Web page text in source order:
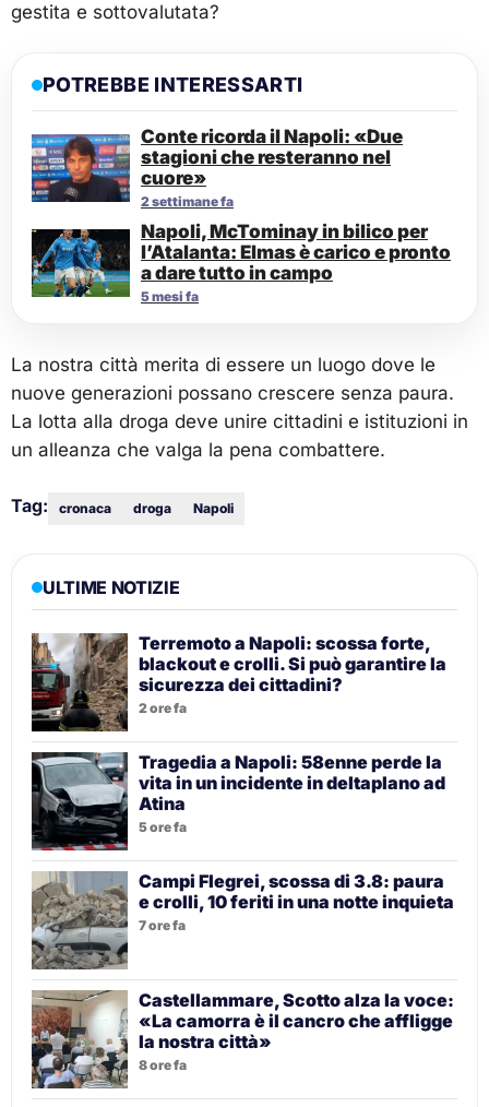
gestita e sottovalutata?
POTREBBE INTERESSARTI
Conte ricorda il Napoli: «Due
stagioni che resteranno nel
cuore»
2 settimane fa
Napoli, McTominay in bilico per
l’Atalanta: Elmas è carico e pronto
a dare tutto in campo
5 mesi fa
La nostra città merita di essere un luogo dove le
nuove generazioni possano crescere senza paura.
La lotta alla droga deve unire cittadini e istituzioni in
un alleanza che valga la pena combattere.
Tag: cronaca droga Napoli
ULTIME NOTIZIE
Terremoto a Napoli: scossa forte,
blackout e crolli. Si può garantire la
sicurezza dei cittadini?
2 ore fa
Tragedia a Napoli: 58enne perde la
vita in un incidente in deltaplano ad
Atina
5 ore fa
Campi Flegrei, scossa di 3.8: paura
e crolli, 10 feriti in una notte inquieta
7 ore fa
Castellammare, Scotto alza la voce:
«La camorra è il cancro che affligge
la nostra città»
8 ore fa